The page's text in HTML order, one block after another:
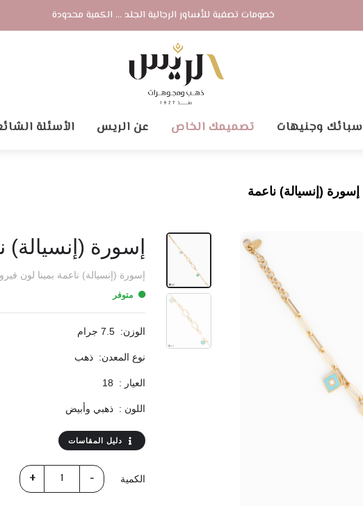
خصومات تصفية للأساور الرجالية الجلد ... الكمية محدودة
سبائك وجنيهات تصميمك الخاص عن الريس الأسئلة
إسورة (إنسيالة) ناعمة
إسورة (إنسيالة)
إسورة (إنسيالة) ناعمة بمينا لون
متوفر
الوزن: 7.5 جرام
نوع المعدن: ذهب
العيار : 18
اللون : ذهبي وأبيض
دليل المقاسات
الكمية